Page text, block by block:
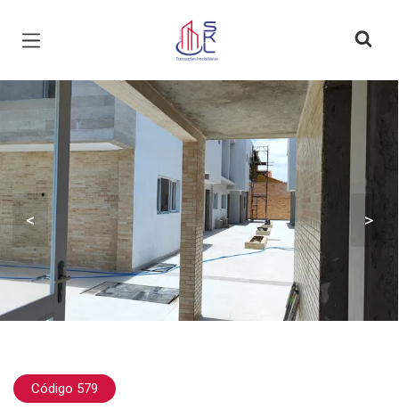
Página inicial
< >
Código 579